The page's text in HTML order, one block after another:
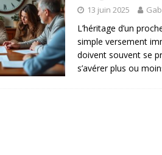
13 juin 2025
L’héritage d’un
simple versement
doivent souvent se
s’avérer plus ou